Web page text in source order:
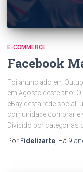
E-COMMERCE
Facebook
Foi anunciado em
em Agosto deste ano.
eBay desta rede social,
comunidade comprar e
Dividido por
Por Fidelizarte, Há 9